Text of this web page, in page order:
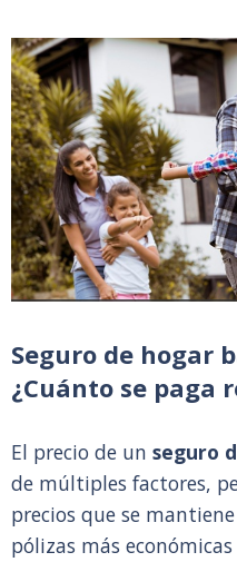
Seguro de hogar
¿Cuánto se paga
El precio de un seguro
de múltiples factores,
precios que se
pólizas más